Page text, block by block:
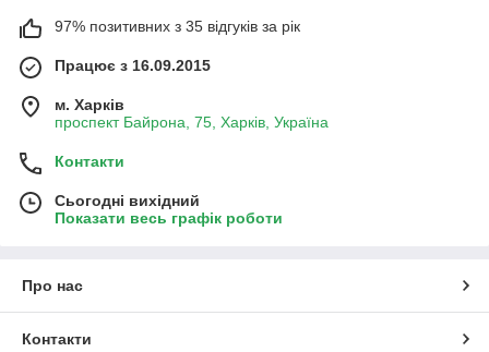
97% позитивних з 35 відгуків за рік
Працює з 16.09.2015
м. Харків
проспект Байрона, 75, Харків, Україна
Контакти
Сьогодні вихідний
Показати весь графік роботи
Про нас
Контакти